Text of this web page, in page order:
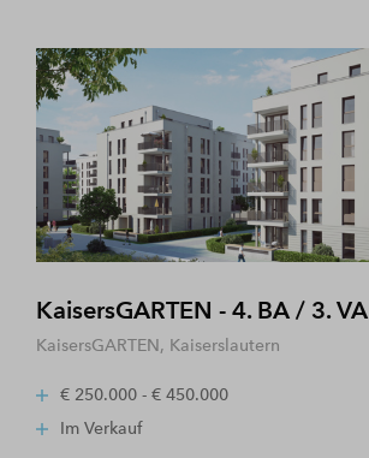
KaisersGARTEN - 4. BA / 3. VA
KaisersGARTEN, Kaiserslautern
€ 250.000 - € 450.000
Im Verkauf